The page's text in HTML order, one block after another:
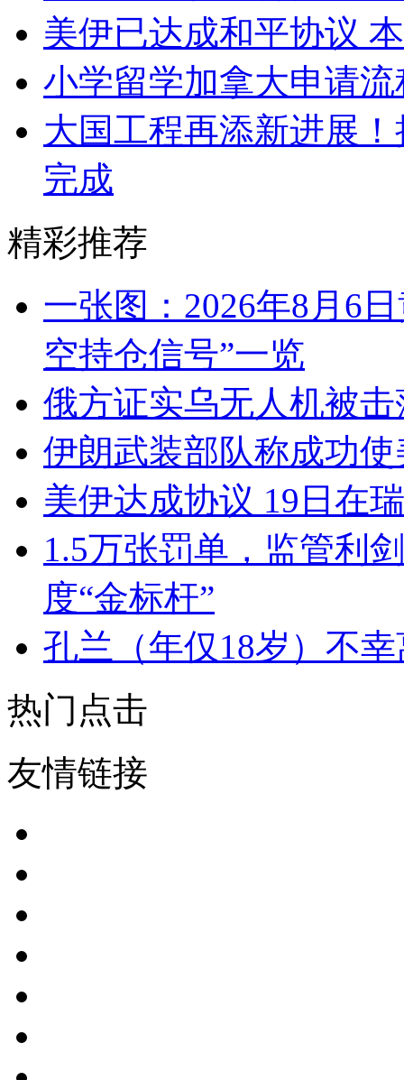
美伊已达成和平协议
小学留学加拿大申请
大国工程再添新进展
完成
精彩推荐
一张图：2026年8月6
空持仓信号”一览
俄方证实乌无人机被
伊朗武装部队称成功使
美伊达成协议 19日在
1.5万张罚单，监管利
度“金标杆”
孔兰（年仅18岁）不
热门点击
友情链接